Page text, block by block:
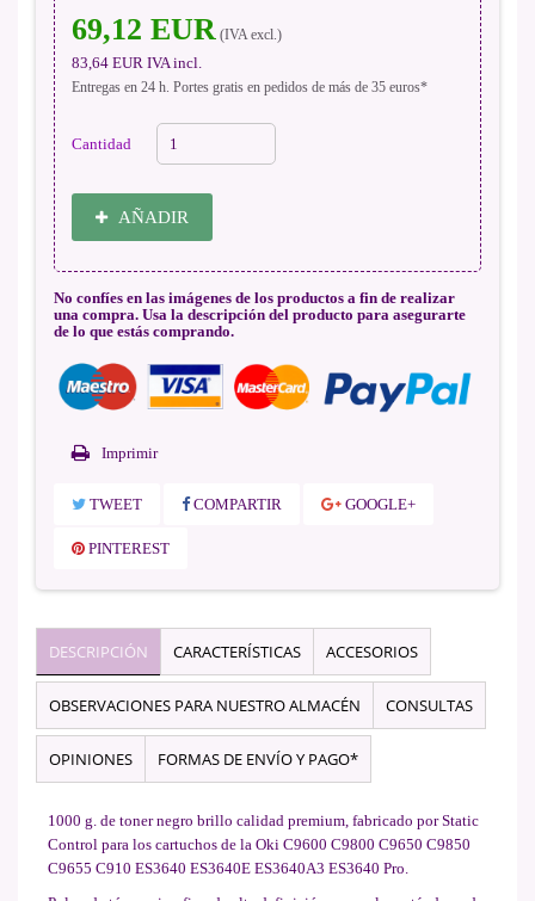
69,12 EUR (IVA excl.)
83,64 EUR IVA incl.
Entregas en 24 h. Portes gratis en pedidos de más de 35 euros*
Cantidad
AÑADIR
No confíes en las imágenes de los productos a fin de realizar
una compra. Usa la descripción del producto para asegurarte
de lo que estás comprando.
Imprimir
TWEET COMPARTIR GOOGLE+
PINTEREST
DESCRIPCIÓN CARACTERÍSTICAS ACCESORIOS
OBSERVACIONES PARA NUESTRO ALMACÉN CONSULTAS
OPINIONES FORMAS DE ENVÍO Y PAGO*
1000 g. de toner negro brillo calidad premium, fabricado por Static
Control para los cartuchos de la Oki C9600 C9800 C9650 C9850
C9655 C910 ES3640 ES3640E ES3640A3 ES3640 Pro.